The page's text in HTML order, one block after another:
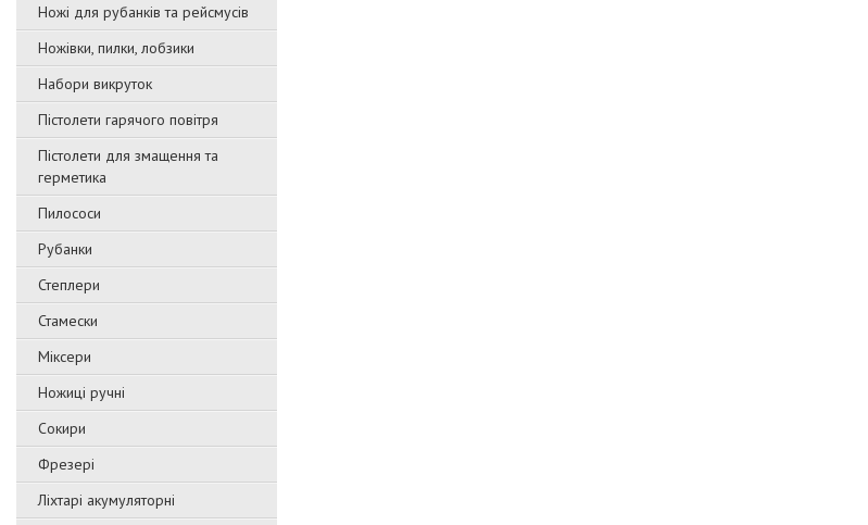
Ножі для рубанків та рейсмусів
Ножівки, пилки, лобзики
Набори викруток
Пістолети гарячого повітря
Пістолети для змащення та
герметика
Пилососи
Рубанки
Степлери
Стамески
Міксери
Ножиці ручні
Сокири
Фрезері
Ліхтарі акумуляторні